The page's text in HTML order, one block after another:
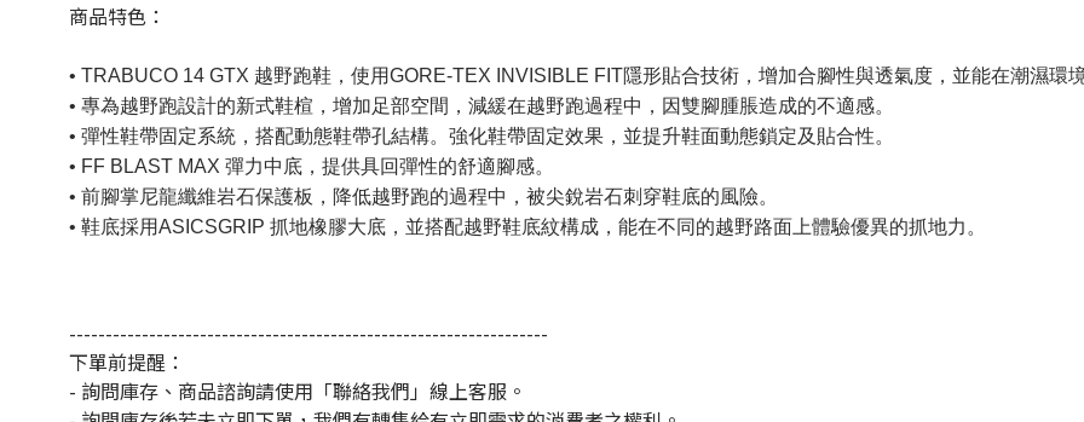
商品特色：
• TRABUCO 14 GTX 越野跑鞋，使用GORE-TEX INVISIBLE FIT隱形貼合技術，增加合腳性與透氣度，並能在潮濕環
• 專為越野跑設計的新式鞋楦，增加足部空間，減緩在越野跑過程中，因雙腳腫脹造成的不適感。
• 彈性鞋帶固定系統，搭配動態鞋帶孔結構。強化鞋帶固定效果，並提升鞋面動態鎖定及貼合性。
• FF BLAST MAX 彈力中底，提供具回彈性的舒適腳感。
• 前腳掌尼龍纖維岩石保護板，降低越野跑的過程中，被尖銳岩石刺穿鞋底的風險。
• 鞋底採用ASICSGRIP 抓地橡膠大底，並搭配越野鞋底紋構成，能在不同的越野路面上體驗優異的抓地力。
------------------------------------------------------------------
下單前提醒：
- 詢問庫存、商品諮詢請使用「聯絡我們」線上客服。